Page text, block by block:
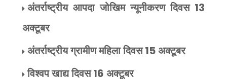
अंतर्राष्ट्रीय आपदा जोखिम न्यूनीकरण दिवस 13
अक्टूबर
अंतर्राष्ट्रीय ग्रामीण महिला दिवस15अक्टूबर
विश्वप खाद्य दिवस16 अक्टूबर